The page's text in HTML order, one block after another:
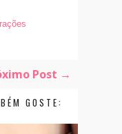
Post →
GOSTE: